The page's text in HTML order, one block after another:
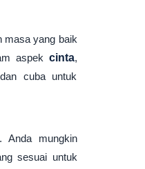
masa yang baik
aspek cinta,
cuba untuk
Anda mungkin
sesuai untuk